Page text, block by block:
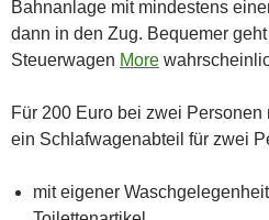
Bahnanlage mit mindestens
dann in den Zug. Bequemer geht
Steuerwagen More
Für 200 Euro bei zwei
ein Schlafwagenabteil für zwei
mit eigener